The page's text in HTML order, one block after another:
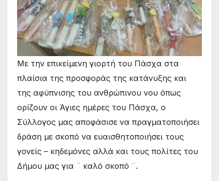
Με την επικείμενη γιορτή του Πάσχα στα
πλαίσια της προσφοράς της κατάνυξης και
της αφύπνισης του ανθρώπινου νου όπως
ορίζουν οι Άγιες ημέρες του Πάσχα, ο
Σύλλογος μας αποφάσισε να πραγματοποιήσει
δράση με σκοπό να ευαισθητοποιήσει τους
γονείς – κηδεμόνες αλλά και τους πολίτες του
Δήμου μας για ¨ καλό σκοπό ¨.